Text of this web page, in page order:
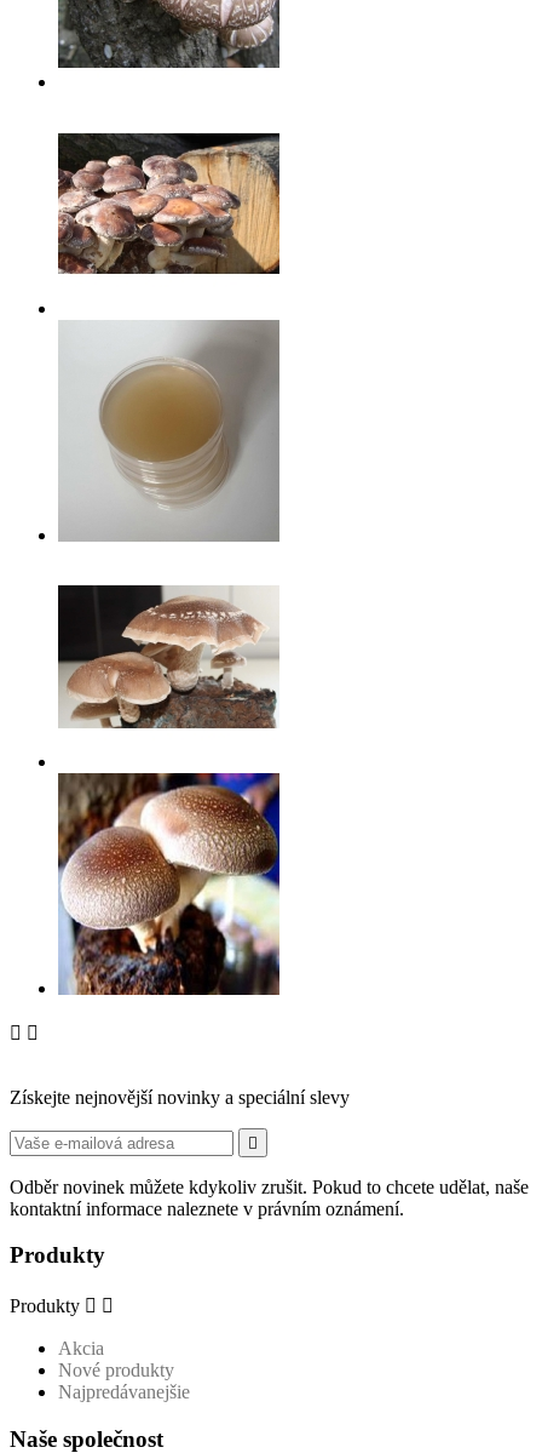
 
Získejte nejnovější novinky a speciální slevy

Odběr novinek můžete kdykoliv zrušit. Pokud to chcete udělat, naše
kontaktní informace naleznete v právním oznámení.
Produkty
Produkty  
Akcia
Nové produkty
Najpredávanejšie
Naše společnost